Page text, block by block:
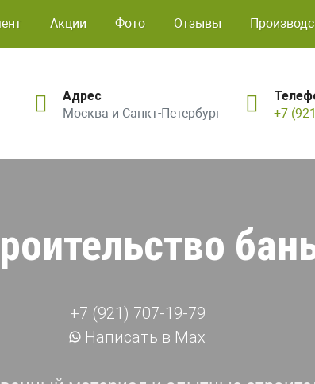
Акции Фото Отзывы
Адрес
Москва и Санкт-Петербург
+7
+7 (921) 707-19-79
Написать в Max